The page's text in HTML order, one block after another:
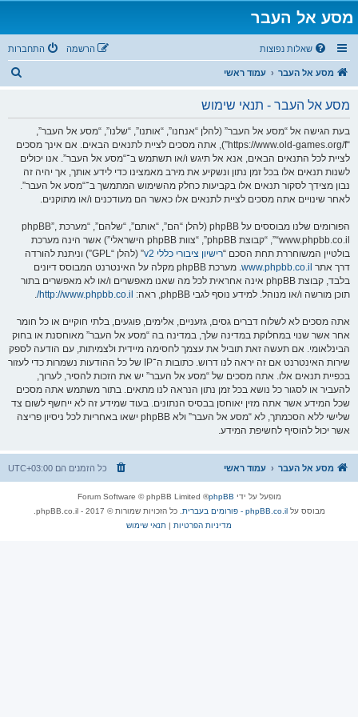
מסע אל העבר
שאלות נפוצות התחברות הרשמה
מסע אל העבר עמוד ראשי
מסע אל העבר - תנאי שימוש
בעת הגישה אל “מסע אל העבר” (להלן “אנחנו”, “אותנו”, “שלנו”, “מסע אל העבר”,
“https://www.old-games.org/f”), אתה מסכים לציית לתנאים הבאים. אם אינך מסכים
לציית לכל התנאים הבאים, אנא אל תיגש ו/או תשתמש ב־“מסע אל העבר”. אנו יכולים
לשנות תנאים אלו בכל זמן נתון ונשקיע את מירב מאמצינו כדי לידע אותך, אך יהיה זה
נבון מצידך לסקור תנאים אלו בקביעות כחלק מהשימוש המתמשך ב־“מסע אל העבר”.
לאחר שינויים אתה מסכים לציית לתנאים אלו כאשר הם מעודכנים ו/או מתוקנים.
הפורומים שלנו מבוססים על phpBB (להלן “הם”, “אותם”, “שלהם”, “מערכת phpBB”,
“www.phpbb.co.il”, “קבוצת phpBB”, “צוות phpBB הישראלי”) אשר הינה מערכת
בולטיין המשוחררת תחת הסכם “רישיון ציבורי כללי v2
” (להלן “GPL”) וניתנת להורדה
דרך אתר www.phpbb.co.il
. מערכת phpBB מקלה על האינטרנט המבוסס דיונים
בלבד, קבוצת phpBB אינה אחראית לכל מה שאנו מאפשרים ו/או לא מאפשרים בתור
תוכן מורשה ו/או מנוהל. למידע נוסף לגבי phpBB, ראה:
http://www.phpbb.co.il/
.
אתה מסכים לא לשלוח דברים גסים, גזעניים, אלימים, פוגעים, בלתי חוקיים או כל חומר
אחר אשר שנוי במחלוקת במדינה שלך, במדינה בה “מסע אל העבר” מאוחסנת או בחוק
הבינלאומי. אם תעשה זאת תוביל את עצמך לחסימה מיידית ולצמיתות, עם הודעה לספק
שירות האינטרנט אם זה יראה לנו דרוש. כתובות ה־IP של כל ההודעות נשמרות כדי לעזור
בכפיית תנאים אלו. אתה מסכים של “מסע אל העבר” יש את הזכות להסיר, לערוך,
להעביר או לסגור כל נושא בכל זמן נתון הנראה לנו מתאים. בתור משתמש אתה מסכים
שכל המידע אשר אתה מזין יאוחסן בבסיס הנתונים. בעוד שמידע זה לא ייחשף לשום צד
שלישי ללא הסכמתך, לא “מסע אל העבר” ולא phpBB ישאו באחריות לכל ניסיון פריצה
אשר יכול להוסיף לחשיפת המידע.
מסע אל העבר עמוד ראשי כל הזמנים הם UTC+03:00
מופעל על ידי phpBB
® Forum Software © phpBB Limited
מבוסס עלphpBB.co.il - פורומים בעברית
. כל הזכויות שמורות © 2017 - phpBB.co.il.
מדיניות הפרטיות | תנאי שימוש